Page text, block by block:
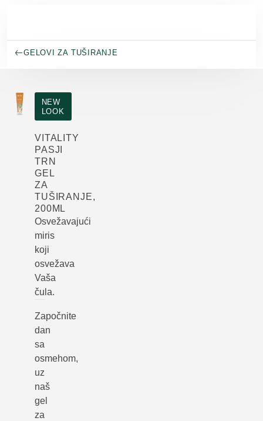
GELOVI ZA TUŠIRANJE
NEW
LOOK
VITALITY
PASJI
TRN
GEL
ZA
TUŠIRANJE,
200ML
Osvežavajući
miris
koji
osvežava
Vaša
čula.
Započnite
dan
sa
osmehom,
uz
naš
gel
za